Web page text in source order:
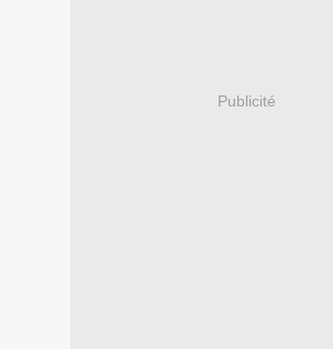
Publicité